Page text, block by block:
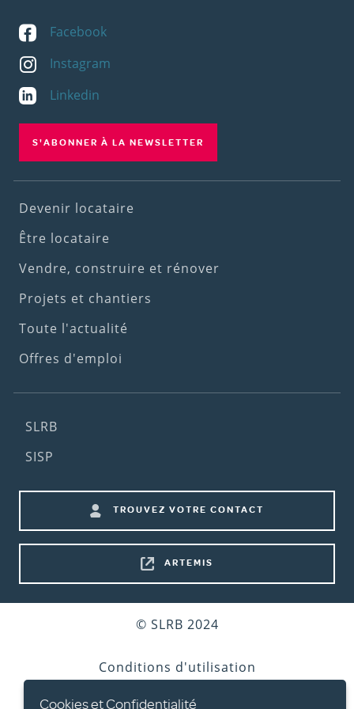
Facebook
Instagram
Linkedin
S'ABONNER À LA NEWSLETTER
Footer
(1st
menu)
Devenir locataire
Être locataire
Vendre, construire et rénover
Projets et chantiers
Toute l'actualité
Offres d'emploi
Footer
(2nd
SLRB
SISP
Footer
shortcuts
TROUVEZ VOTRE CONTACT
ARTEMIS
© SLRB 2024
Conditions d'utilisation
Cookies et Confidentialité